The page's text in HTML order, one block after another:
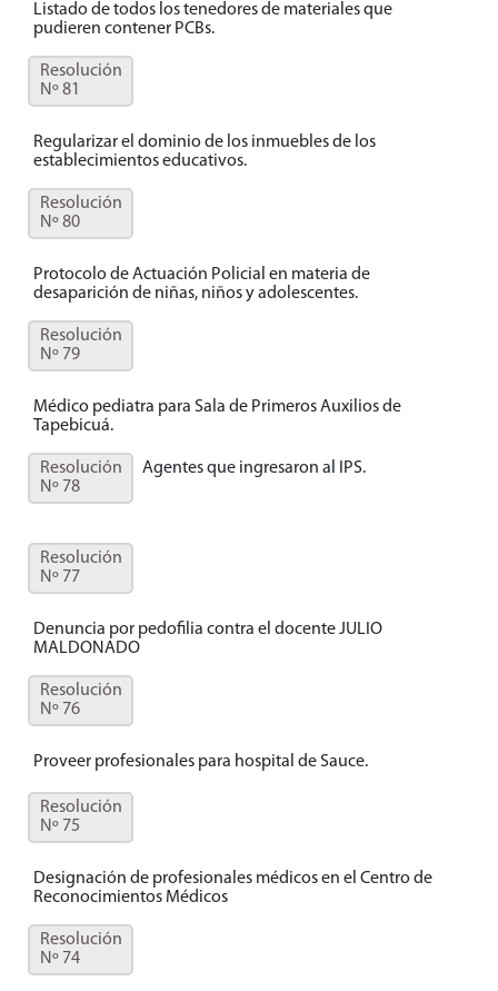
Listado de todos los tenedores de materiales que
pudieren contener PCBs.
Resolución
Nº 81
Regularizar el dominio de los inmuebles de los
establecimientos educativos.
Resolución
Nº 80
Protocolo de Actuación Policial en materia de
desaparición de niñas, niños y adolescentes.
Resolución
Nº 79
Médico pediatra para Sala de Primeros Auxilios de
Tapebicuá.
Resolución
Nº 78
Agentes que ingresaron al IPS.
Resolución
Nº 77
Denuncia por pedofilia contra el docente JULIO
MALDONADO
Resolución
Nº 76
Proveer profesionales para hospital de Sauce.
Resolución
Nº 75
Designación de profesionales médicos en el Centro de
Reconocimientos Médicos
Resolución
Nº 74